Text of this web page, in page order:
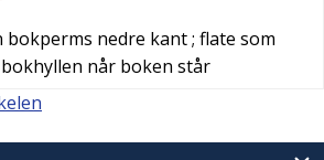
bokperms nedre kant; flate som
når boken står